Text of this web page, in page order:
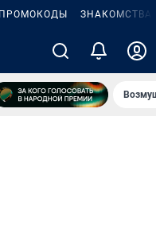
ПРОМОКОДЫ ЗНАКОМСТВА